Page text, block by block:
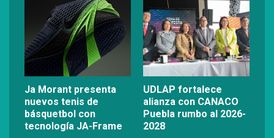
Ja Morant presenta
nuevos tenis de
básquetbol con
tecnología JA-Frame
UDLAP fortalece
alianza con CANACO
Puebla rumbo al 2026-
2028